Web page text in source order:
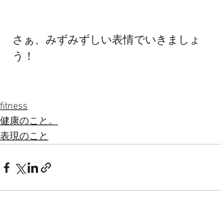
さぁ、みずみずしい表情でいきましょ
う！
fitness
健康のこと。
表現のこと